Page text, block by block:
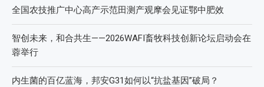
全国农技推广中心高产示范田测产观摩会见证鄂中肥效
智创未来，和合共生——2026WAFI畜牧科技创新论坛启动会在
蓉举行
内生菌的百亿蓝海，邦安G31如何以“抗盐基因”破局？